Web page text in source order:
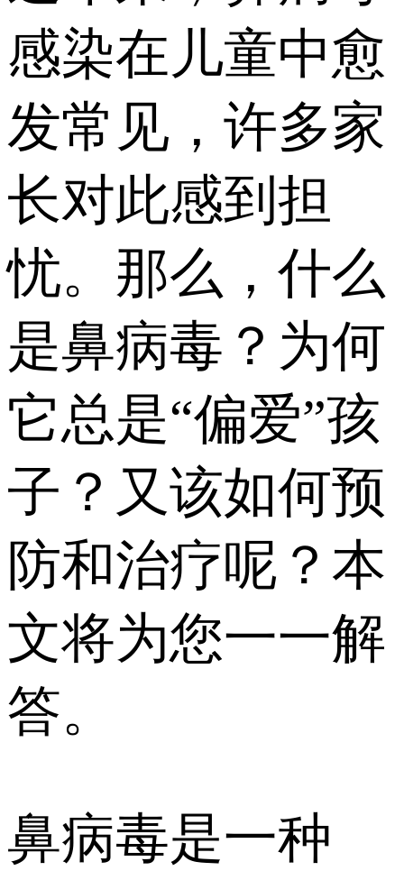
感染在儿童中愈
发常见，许多家
长对此感到担
忧。那么，什么
是鼻病毒？为何
它总是“偏爱”孩
子？又该如何预
防和治疗呢？本
文将为您一一解
答。
鼻病毒是一种